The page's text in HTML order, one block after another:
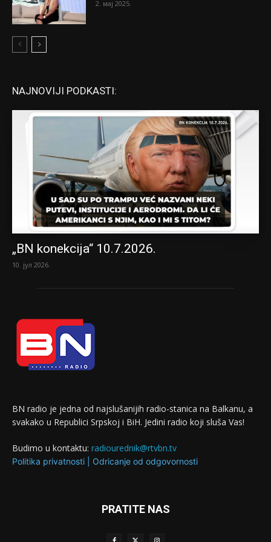
2. мај 2025.
NAJNOVIJI PODKASTI:
„BN konekcija“ 10.7.2026.
10. јул 2026.
BN radio je jedna od najslušanijih radio-stanica na Balkanu, a
svakako u Republici Srpskoj i BiH. Jedini radio koji sluša Vas!
Budimo u kontaktu: radiourednik@rtvbn.tv
Politika privatnosti Odricanje od odgovornosti
PRATITE NAS